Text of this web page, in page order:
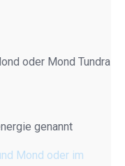
oder Mond Tundra
genannt
Mond oder im